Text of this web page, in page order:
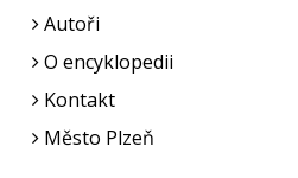
Autoři
O encyklopedii
Kontakt
Město Plzeň